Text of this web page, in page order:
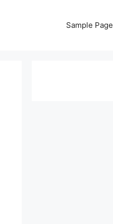
Sample Page